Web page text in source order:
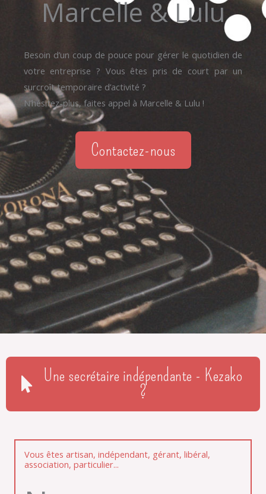
Marcelle & Lulu
Besoin d’un coup de pouce pour gérer le quotidien de
votre entreprise ? Vous êtes pris de court par un
surcroît temporaire d’activité ?
N’hésitez-plus, faites appel à Marcelle & Lulu !
Contactez-nous
Une secrétaire indépendante - Kezako
?
Vous êtes artisan, indépendant, gérant, libéral,
association, particulier...